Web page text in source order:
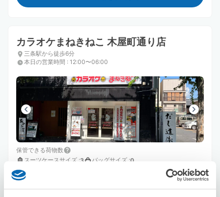
カラオケまねきねこ 木屋町通り店
三条駅から徒歩6分
本日の営業時間 : 12:00〜06:00
保管できる荷物数
スーツケースサイズ :3 バッグサイズ :0